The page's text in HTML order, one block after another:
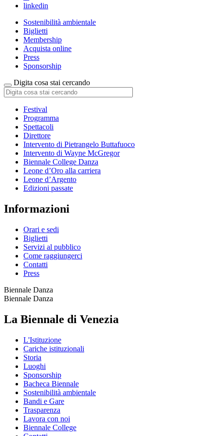
linkedin
Sostenibilità ambientale
Biglietti
Membership
Acquista online
Press
Sponsorship
Digita cosa stai cercando
Festival
Programma
Spettacoli
Direttore
Intervento di Pietrangelo Buttafuoco
Intervento di Wayne McGregor
Biennale College Danza
Leone d’Oro alla carriera
Leone d’Argento
Edizioni passate
Informazioni
Orari e sedi
Biglietti
Servizi al pubblico
Come raggiungerci
Contatti
Press
Biennale Danza
Biennale Danza
La Biennale di Venezia
L'Istituzione
Cariche istituzionali
Storia
Luoghi
Sponsorship
Bacheca Biennale
Sostenibilità ambientale
Bandi e Gare
Trasparenza
Lavora con noi
Biennale College